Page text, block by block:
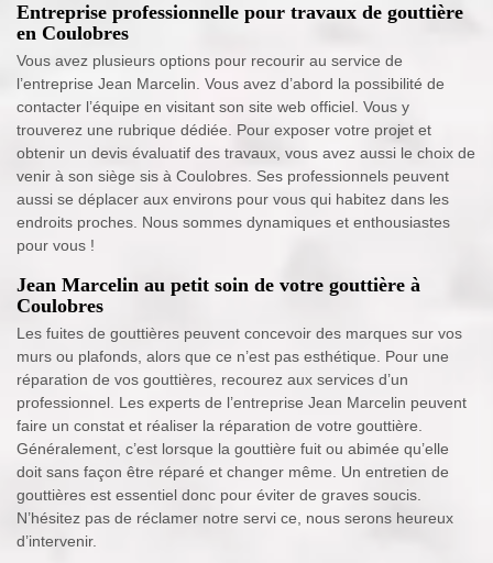
Entreprise professionnelle pour travaux de gouttière
en Coulobres
Vous avez plusieurs options pour recourir au service de
l’entreprise Jean Marcelin. Vous avez d’abord la possibilité de
contacter l’équipe en visitant son site web officiel. Vous y
trouverez une rubrique dédiée. Pour exposer votre projet et
obtenir un devis évaluatif des travaux, vous avez aussi le choix de
venir à son siège sis à Coulobres. Ses professionnels peuvent
aussi se déplacer aux environs pour vous qui habitez dans les
endroits proches. Nous sommes dynamiques et enthousiastes
pour vous !
Jean Marcelin au petit soin de votre gouttière à
Coulobres
Les fuites de gouttières peuvent concevoir des marques sur vos
murs ou plafonds, alors que ce n’est pas esthétique. Pour une
réparation de vos gouttières, recourez aux services d’un
professionnel. Les experts de l’entreprise Jean Marcelin peuvent
faire un constat et réaliser la réparation de votre gouttière.
Généralement, c’est lorsque la gouttière fuit ou abimée qu’elle
doit sans façon être réparé et changer même. Un entretien de
gouttières est essentiel donc pour éviter de graves soucis.
N’hésitez pas de réclamer notre servi ce, nous serons heureux
d’intervenir.